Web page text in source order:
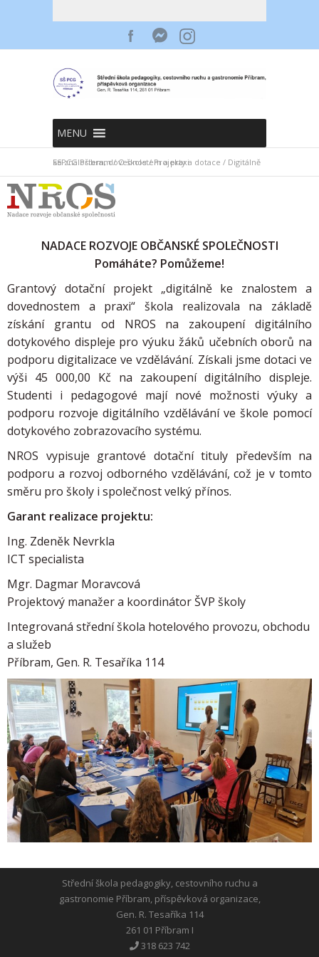
MENU
SSPCG Příbram/O škole/Projekty a dotace /
Digitálně ke znalostem, dovednostem a praxi
NADACE ROZVOJE OBČANSKÉ SPOLEČNOSTI
Pomáháte? Pomůžeme!
Grantový dotační projekt „digitálně ke znalostem a
dovednostem a praxi“ škola realizovala na základě
získání grantu od NROS na zakoupení digitálního
dotykového displeje pro výuku žáků učebních oborů na
podporu digitalizace ve vzdělávání. Získali jsme dotaci ve
výši 45 000,00 Kč na zakoupení digitálního displeje.
Studenti i pedagogové mají nové možnosti výuky a
podporu rozvoje digitálního vzdělávání ve škole pomocí
dotykového zobrazovacího systému.
NROS vypisuje grantové dotační tituly především na
podporu a rozvoj odborného vzdělávání, což je v tomto
směru pro školy i společnost velký přínos.
Garant realizace projektu:
Ing. Zdeněk Nevrkla
ICT specialista
Mgr. Dagmar Moravcová
Projektový manažer a koordinátor ŠVP školy
Integrovaná střední škola hotelového provozu, obchodu
a služeb
Příbram, Gen. R. Tesaříka 114
Střední škola pedagogiky, cestovního ruchu a
gastronomie Příbram, příspěvková organizace,
Gen. R. Tesaříka 114
261 01 Příbram I
318 623 742